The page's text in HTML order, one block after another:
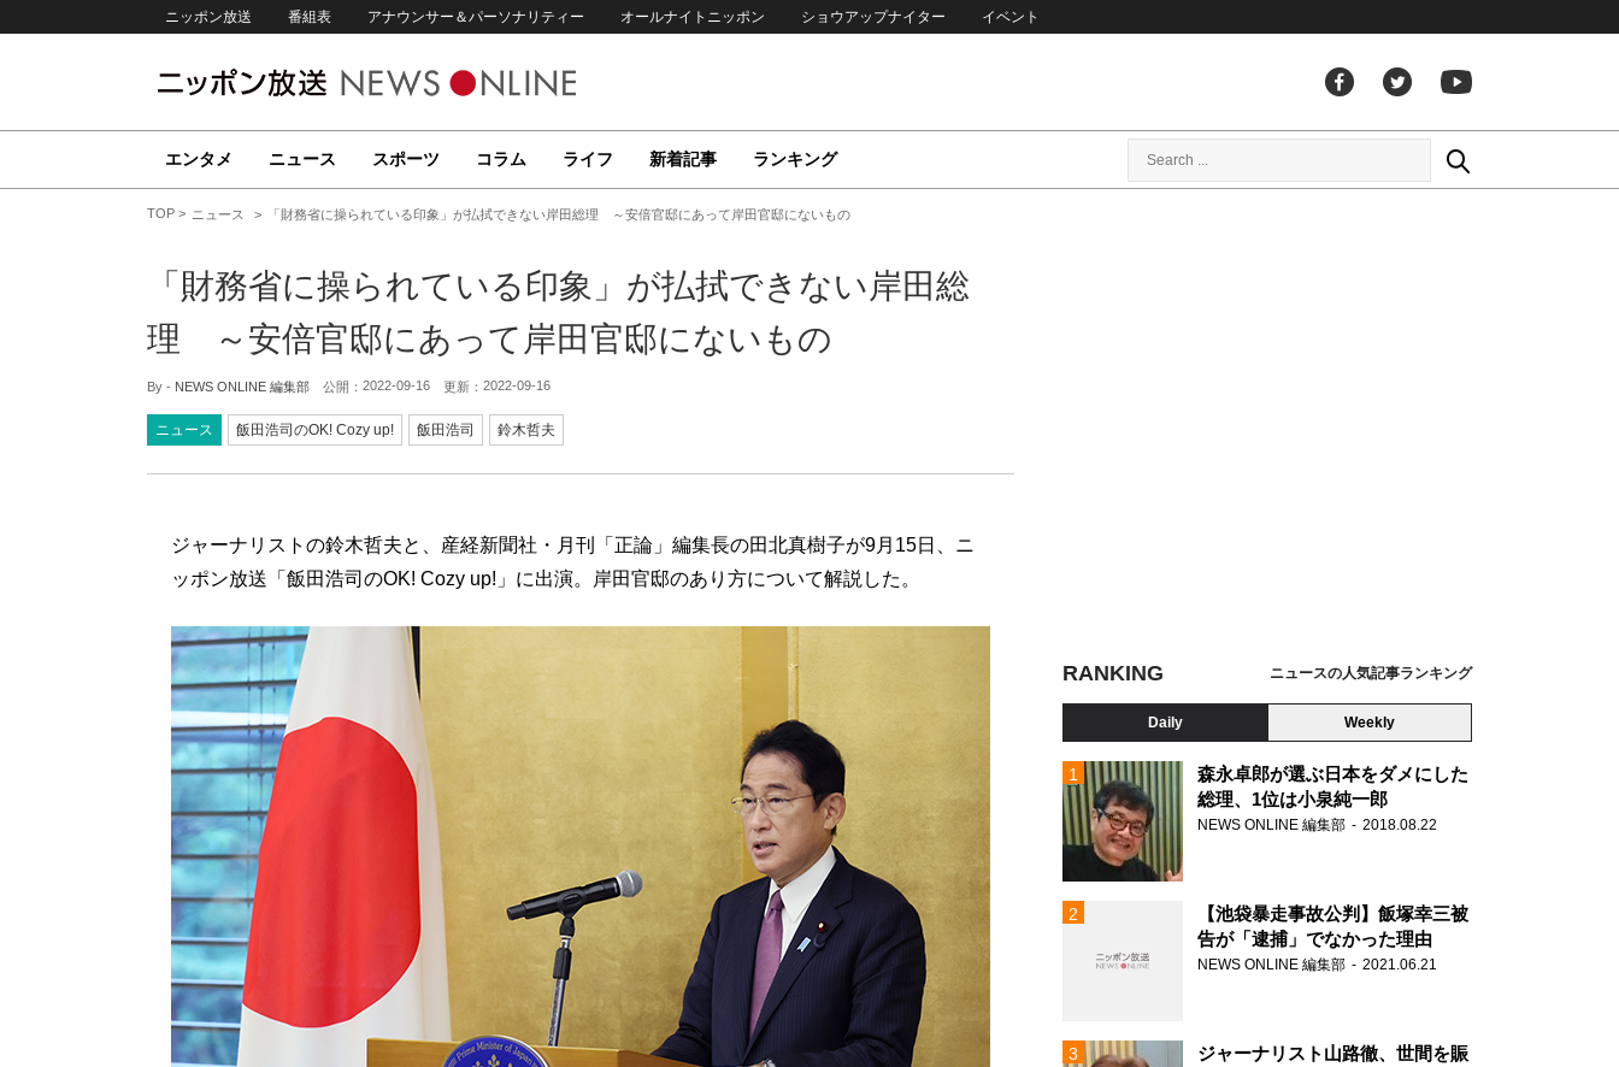
ニッポン放送 番組表 アナウンサー＆パーソナリティー オールナイトニッポン ショウアップナイター イベント
エンタメ ニュース スポーツ コラム ライフ 新着記事 ランキング
TOP ニュース 「財務省に操られている印象」が払拭できない岸田総理 ～安倍官邸にあって岸田官邸にないもの
「財務省に操られている印象」が払拭できない岸田総
理 ～安倍官邸にあって岸田官邸にないもの
By - NEWS ONLINE 編集部 公開： 2022-09-16 更新： 2022-09-16
ニュース 飯田浩司のOK! Cozy up! 飯田浩司 鈴木哲夫
ジャーナリストの鈴木哲夫と、産経新聞社・月刊「正論」編集長の田北真樹子が9月15日、ニ
ッポン放送「飯田浩司のOK! Cozy up!」に出演。岸田官邸のあり方について解説した。
RANKING ニュースの人気記事ランキング
Daily Weekly
森永卓郎が選ぶ日本をダメにした
総理、1位は小泉純一郎
NEWS ONLINE 編集部 2018.08.22
【池袋暴走事故公判】飯塚幸三被
告が「逮捕」でなかった理由
NEWS ONLINE 編集部 2021.06.21
ジャーナリスト山路徹、世間を賑